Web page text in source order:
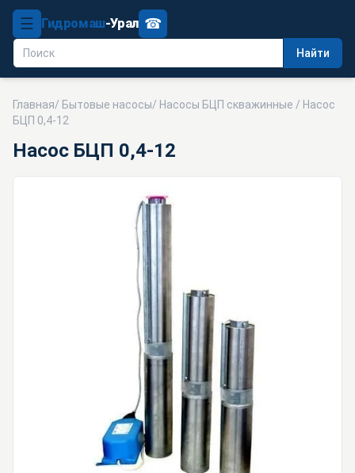
☰ Гидромаш-Урал
Найти
☎
Главная/ Бытовые насосы/ Насосы БЦП скважинные / Насос
БЦП 0,4-12
Насос БЦП 0,4-12